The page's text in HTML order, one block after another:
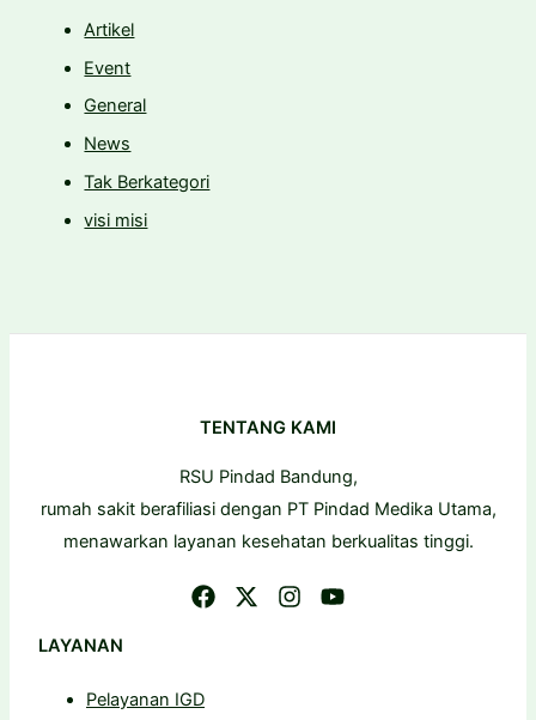
Artikel
Event
General
News
Tak Berkategori
visi misi
TENTANG KAMI
RSU Pindad Bandung,
rumah sakit berafiliasi dengan PT Pindad Medika Utama,
menawarkan layanan kesehatan berkualitas tinggi.
LAYANAN
Pelayanan IGD